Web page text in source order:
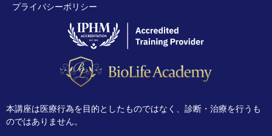
プライバシーポリシー
本講座は医療行為を目的としたものではなく、診断・治療を行うも
のではありません。